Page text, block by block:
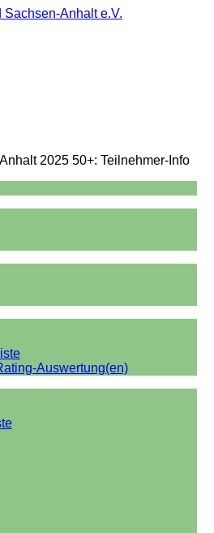
2025 50+: Teilnehmer-Info
Auswertung(en)